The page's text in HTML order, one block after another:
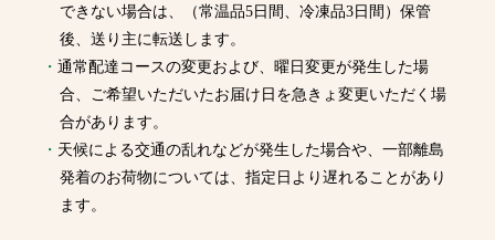
できない場合は、（常温品5日間、冷凍品3日間）保管
後、送り主に転送します。
通常配達コースの変更および、曜日変更が発生した場
合、ご希望いただいたお届け日を急きょ変更いただく場
合があります。
天候による交通の乱れなどが発生した場合や、一部離島
発着のお荷物については、指定日より遅れることがあり
ます。